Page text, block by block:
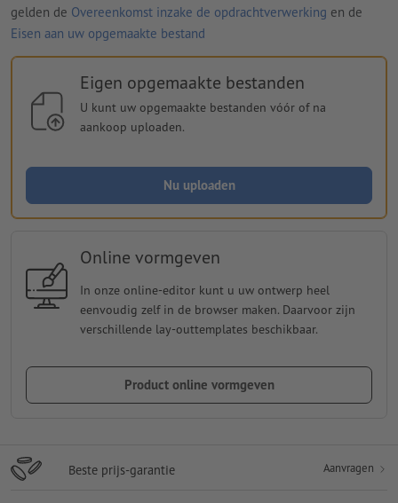
gelden de Overeenkomst inzake de opdrachtverwerking en de
Eisen aan uw opgemaakte bestand
Eigen opgemaakte bestanden
U kunt uw opgemaakte bestanden vóór of na
aankoop uploaden.
Nu uploaden
Online vormgeven
In onze online-editor kunt u uw ontwerp heel
eenvoudig zelf in de browser maken. Daarvoor zijn
verschillende lay-outtemplates beschikbaar.
Product online vormgeven
Beste prijs-garantie Aanvragen